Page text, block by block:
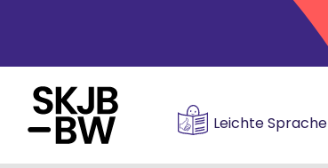
Leichte Sprache